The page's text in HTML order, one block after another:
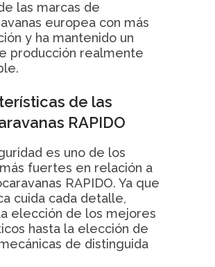
las marcas de
europea con más
y ha mantenido un
producción realmente
de las
RAPIDO
es uno de los
fuertes en relación a
RAPIDO. Ya que
cuida cada detalle,
elección de los mejores
hasta la elección de
de distinguida